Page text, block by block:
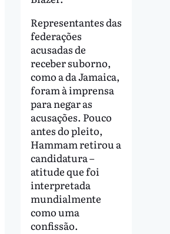
Representantes das
federações
acusadas de
receber suborno,
como a da Jamaica,
foram à imprensa
para negar as
acusações. Pouco
antes do pleito,
Hammam retirou a
candidatura –
atitude que foi
interpretada
mundialmente
como uma
confissão.